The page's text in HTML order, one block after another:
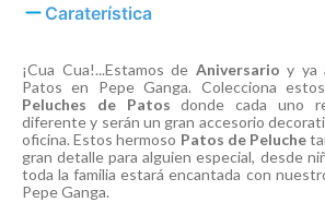
Caraterística
¡Cua Cua!...Estamos de Aniversario y ya
Patos en Pepe Ganga. Colecciona
Peluches de Patos donde cada uno
diferente y serán un gran accesorio
oficina. Estos hermoso Patos de Peluche
gran detalle para alguien especial, desde
toda la familia estará encantada con
Pepe Ganga.